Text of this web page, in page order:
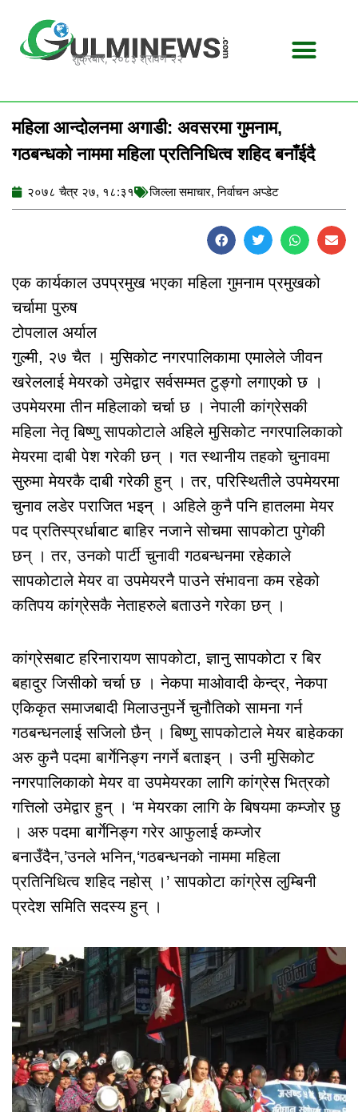
content
शुक्रबार, २०८३ श्रावण २२
महिला आन्दोलनमा अगाडी: अवसरमा गुमनाम,
गठबन्धको नाममा महिला प्रतिनिधित्व शहिद बनाँईदै
२०७८ चैत्र २७, १८:३१ जिल्ला समाचार,निर्वाचन अप्डेट
एक कार्यकाल उपप्रमुख भएका महिला गुमनाम प्रमुखको
चर्चामा पुरुष
टोपलाल अर्याल
गुल्मी, २७ चैत । मुसिकोट नगरपालिकामा एमालेले जीवन
खरेललाई मेयरको उमेद्वार सर्वसम्मत टुङ्गो लगाएको छ ।
उपमेयरमा तीन महिलाको चर्चा छ । नेपाली कांग्रेसकी
महिला नेतृ बिष्णु सापकोटाले अहिले मुसिकोट नगरपालिकाको
मेयरमा दाबी पेश गरेकी छन् । गत स्थानीय तहको चुनावमा
सुरुमा मेयरकै दाबी गरेकी हुन् । तर, परिस्थितीले उपमेयरमा
चुनाव लडेर पराजित भइन् । अहिले कुनै पनि हातलमा मेयर
पद प्रतिस्प्रर्धाबाट बाहिर नजाने सोचमा सापकोटा पुगेकी
छन् । तर, उनको पार्टी चुनावी गठबन्धनमा रहेकाले
सापकोटाले मेयर वा उपमेयरनै पाउने संभावना कम रहेको
कतिपय कांग्रेसकै नेताहरुले बताउने गरेका छन् ।
कांग्रेसबाट हरिनारायण सापकोटा, ज्ञानु सापकोटा र बिर
बहादुर जिसीको चर्चा छ । नेकपा माओवादी केन्द्र, नेकपा
एकिकृत समाजबादी मिलाउनुपर्ने चुनौतिको सामना गर्न
गठबन्धनलाई सजिलो छैन् । बिष्णु सापकोटाले मेयर बाहेकका
अरु कुनै पदमा बार्गेनिङ्ग नगर्ने बताइन् । उनी मुसिकोट
नगरपालिकाको मेयर वा उपमेयरका लागि कांग्रेस भित्रको
गत्तिलो उमेद्वार हुन् । ‘म मेयरका लागि के बिषयमा कम्जोर छु
। अरु पदमा बार्गेनिङ्ग गरेर आफुलाई कम्जोर
बनाउँदैन,’उनले भनिन,‘गठबन्धनको नाममा महिला
प्रतिनिधित्व शहिद नहोस् ।’ सापकोटा कांग्रेस लुम्बिनी
प्रदेश समिति सदस्य हुन् ।